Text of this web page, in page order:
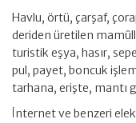
Havlu, örtü, çarşaf,
deriden üretilen
turistik eşya, hasır,
pul, payet, boncuk
tarhana, erişte, mantı
İnternet ve benzeri